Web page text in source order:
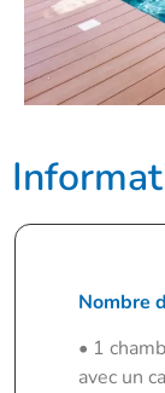
Nombre
• 1
avec un